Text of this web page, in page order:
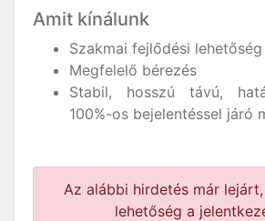
Amit kínálunk
Szakmai fejlődési lehetőség
Megfelelő bérezés
Stabil, hosszú távú,
100%-os bejelentéssel járó
Az alábbi hirdetés már
lehetőség a